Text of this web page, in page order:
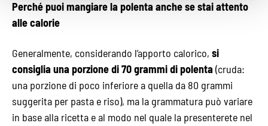
Perché puoi mangiare la polenta anche se stai attento
alle calorie
Generalmente, considerando l’apporto calorico, si
consiglia una porzione di 70 grammi di polenta (cruda:
una porzione di poco inferiore a quella da 80 grammi
suggerita per pasta e riso), ma la grammatura può variare
in base alla ricetta e al modo nel quale la presenterete nel